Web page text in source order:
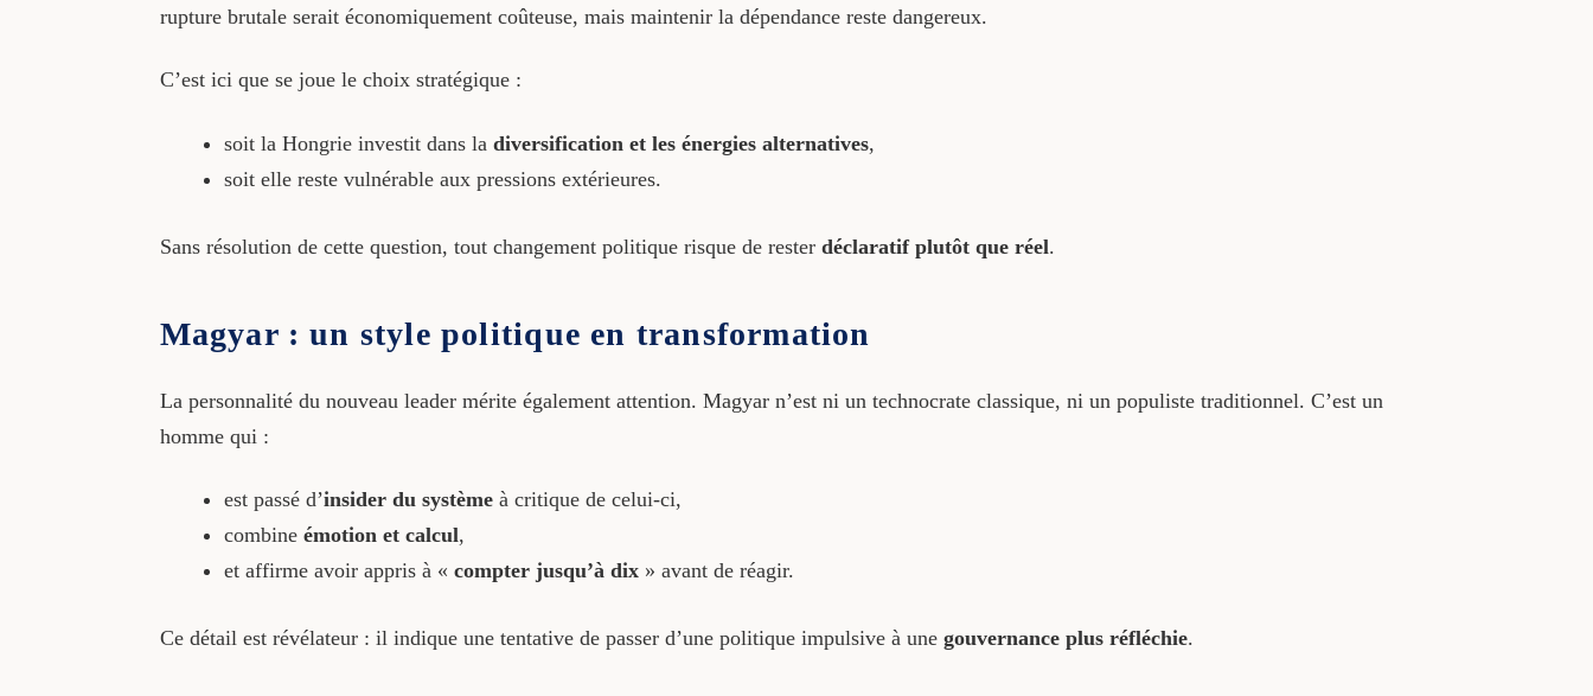
rupture brutale serait économiquement coûteuse, mais maintenir la dépendance reste dangereux.
C’est ici que se joue le choix stratégique :
soit la Hongrie investit dans la diversification et les énergies alternatives,
soit elle reste vulnérable aux pressions extérieures.
Sans résolution de cette question, tout changement politique risque de rester déclaratif plutôt que réel.
Magyar : un style politique en transformation
La personnalité du nouveau leader mérite également attention. Magyar n’est ni un technocrate classique, ni un populiste traditionnel. C’est un
homme qui :
est passé d’insider du systèmeà critique de celui-ci,
combine émotion et calcul,
et affirme avoir appris à « compter jusqu’à dix» avant de réagir.
Ce détail est révélateur : il indique une tentative de passer d’une politique impulsive à une gouvernance plus réfléchie.